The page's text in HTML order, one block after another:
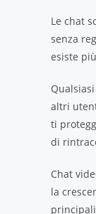
Le chat
senza
esiste
altri
ti
di
Chat
la